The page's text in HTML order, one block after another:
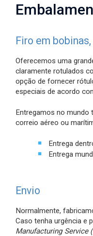
Firo em
Oferecemos uma
claramente rotulados
opção de fornecer
especiais de acordo
Entregamos no mundo
correio aéreo ou
Entrega
Entrega
Envio
Normalmente,
Caso tenha urgência e
Manufacturing Service
Alloy Wire
birthday at